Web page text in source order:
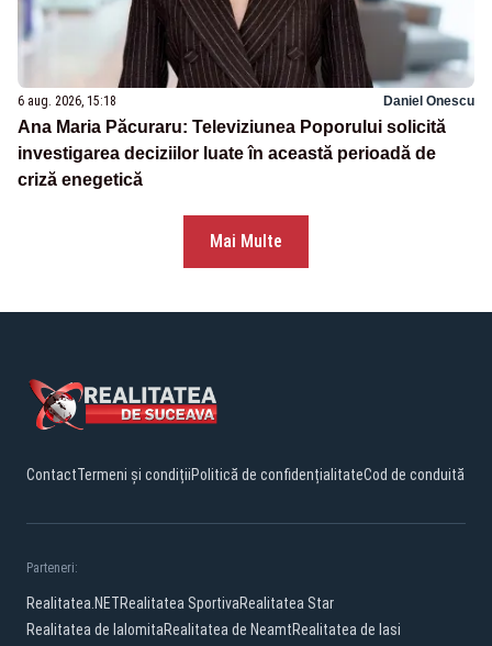
6 aug. 2026, 15:18 Daniel Onescu
Ana Maria Păcuraru: Televiziunea Poporului solicită
investigarea deciziilor luate în această perioadă de
criză enegetică
Mai Multe
ContactTermeni și condițiiPolitică de confidențialitateCod de conduită
Parteneri:
Realitatea.NETRealitatea SportivaRealitatea Star
Realitatea de IalomitaRealitatea de NeamtRealitatea de Iasi